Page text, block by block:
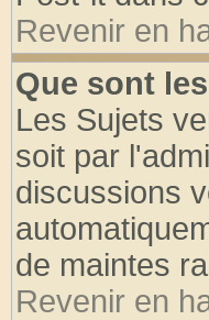
Revenir en
Que sont
Les Sujets
soit par
discussions
de maintes
Revenir en